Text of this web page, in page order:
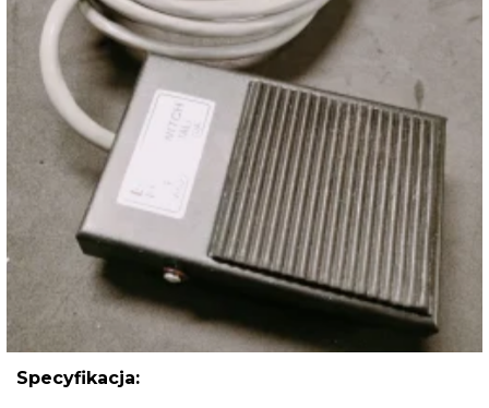
Specyfikacja: